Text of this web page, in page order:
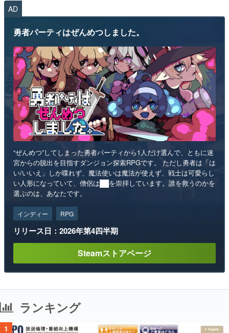
AD
勇者パーティはぜんめつしました。
“ぜんめつ”してしまった勇者パーティから1人だけ選んで、ともに迷
宮からの脱出を目指すダンジョン探索RPGです。 ただし勇者は「は
い/いいえ」しか喋れず、魔法使いは魔法が使えず、戦士は可愛らし
い人形になっていて、僧侶は██を崇拝しています。誰を救うのかを
選ぶのは、あなたです。
インディー RPG
リリース日：2026年第4四半期
Steamストアページ
ランキング
1